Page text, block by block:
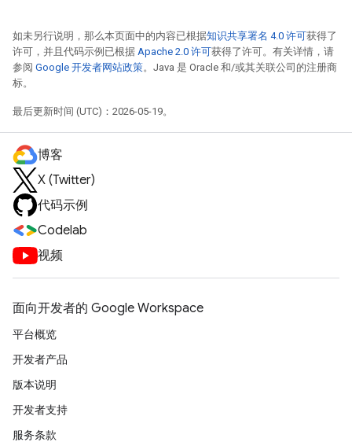
如未另行说明，那么本页面中的内容已根据知识共享署名 4.0 许可获得了
许可，并且代码示例已根据 Apache 2.0 许可获得了许可。有关详情，请
参阅 Google 开发者网站政策。Java 是 Oracle 和/或其关联公司的注册商
标。
最后更新时间 (UTC)：2026-05-19。
博客
X (Twitter)
代码示例
Codelab
视频
面向开发者的 Google Workspace
平台概览
开发者产品
版本说明
开发者支持
服务条款